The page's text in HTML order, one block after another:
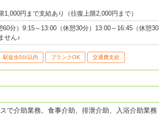
1,000円まで支給あり（往復上限2,000円まで）
60分）9:15～13:00（休憩30分）13:00～16:45（休憩30
せん♪
駅徒歩5分以内 ブランクOK 交通費支給
で介助業務。食事介助、排泄介助、入浴介助業務